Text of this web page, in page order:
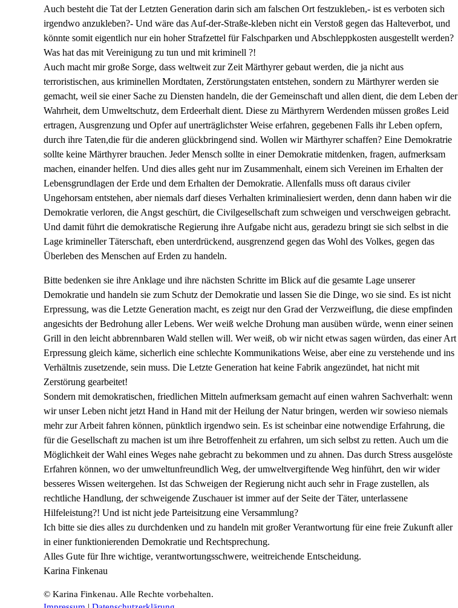
Auch besteht die Tat der Letzten Generation darin sich am falschen Ort festzukleben,- ist es verboten sich
irgendwo anzukleben?- Und wäre das Auf-der-Straße-kleben nicht ein Verstoß gegen das Halteverbot, und
könnte somit eigentlich nur ein hoher Strafzettel für Falschparken und Abschleppkosten ausgestellt werden?
Was hat das mit Vereinigung zu tun und mit kriminell ?!
Auch macht mir große Sorge, dass weltweit zur Zeit Märthyrer gebaut werden, die ja nicht aus
terroristischen, aus kriminellen Mordtaten, Zerstörungstaten entstehen, sondern zu Märthyrer werden sie
gemacht, weil sie einer Sache zu Diensten handeln, die der Gemeinschaft und allen dient, die dem Leben der
Wahrheit, dem Umweltschutz, dem Erdeerhalt dient. Diese zu Märthyrern Werdenden müssen großes Leid
ertragen, Ausgrenzung und Opfer auf unerträglichster Weise erfahren, gegebenen Falls ihr Leben opfern,
durch ihre Taten,die für die anderen glückbringend sind. Wollen wir Märthyrer schaffen? Eine Demokratrie
sollte keine Märthyrer brauchen. Jeder Mensch sollte in einer Demokratie mitdenken, fragen, aufmerksam
machen, einander helfen. Und dies alles geht nur im Zusammenhalt, einem sich Vereinen im Erhalten der
Lebensgrundlagen der Erde und dem Erhalten der Demokratie. Allenfalls muss oft daraus civiler
Ungehorsam entstehen, aber niemals darf dieses Verhalten kriminaliesiert werden, denn dann haben wir die
Demokratie verloren, die Angst geschürt, die Civilgesellschaft zum schweigen und verschweigen gebracht.
Und damit führt die demokratische Regierung ihre Aufgabe nicht aus, geradezu bringt sie sich selbst in die
Lage krimineller Täterschaft, eben unterdrückend, ausgrenzend gegen das Wohl des Volkes, gegen das
Überleben des Menschen auf Erden zu handeln.
Bitte bedenken sie ihre Anklage und ihre nächsten Schritte im Blick auf die gesamte Lage unserer
Demokratie und handeln sie zum Schutz der Demokratie und lassen Sie die Dinge, wo sie sind. Es ist nicht
Erpressung, was die Letzte Generation macht, es zeigt nur den Grad der Verzweiflung, die diese empfinden
angesichts der Bedrohung aller Lebens. Wer weiß welche Drohung man ausüben würde, wenn einer seinen
Grill in den leicht abbrennbaren Wald stellen will. Wer weiß, ob wir nicht etwas sagen würden, das einer Art
Erpressung gleich käme, sicherlich eine schlechte Kommunikations Weise, aber eine zu verstehende und ins
Verhältnis zusetzende, sein muss. Die Letzte Generation hat keine Fabrik angezündet, hat nicht mit
Zerstörung gearbeitet!
Sondern mit demokratischen, friedlichen Mitteln aufmerksam gemacht auf einen wahren Sachverhalt: wenn
wir unser Leben nicht jetzt Hand in Hand mit der Heilung der Natur bringen, werden wir sowieso niemals
mehr zur Arbeit fahren können, pünktlich irgendwo sein. Es ist scheinbar eine notwendige Erfahrung, die
für die Gesellschaft zu machen ist um ihre Betroffenheit zu erfahren, um sich selbst zu retten. Auch um die
Möglichkeit der Wahl eines Weges nahe gebracht zu bekommen und zu ahnen. Das durch Stress ausgelöste
Erfahren können, wo der umweltunfreundlich Weg, der umweltvergiftende Weg hinführt, den wir wider
besseres Wissen weitergehen. Ist das Schweigen der Regierung nicht auch sehr in Frage zustellen, als
rechtliche Handlung, der schweigende Zuschauer ist immer auf der Seite der Täter, unterlassene
Hilfeleistung?! Und ist nicht jede Parteisitzung eine Versammlung?
Ich bitte sie dies alles zu durchdenken und zu handeln mit großer Verantwortung für eine freie Zukunft aller
in einer funktionierenden Demokratie und Rechtsprechung.
Alles Gute für Ihre wichtige, verantwortungsschwere, weitreichende Entscheidung.
Karina Finkenau
© Karina Finkenau. Alle Rechte vorbehalten.